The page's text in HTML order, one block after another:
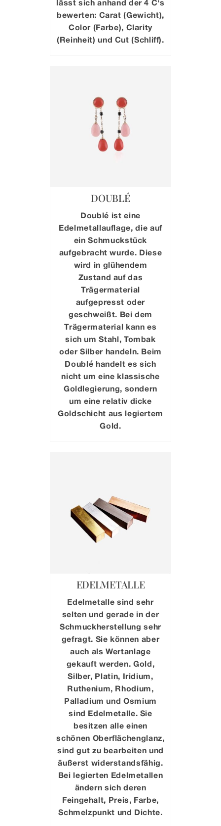
lässt sich anhand der 4 C‘s
bewerten: Carat (Gewicht),
Color (Farbe), Clarity
(Reinheit) und Cut (Schliff).
DOUBLÉ
Doublé ist eine
Edelmetallauflage, die auf
ein Schmuckstück
aufgebracht wurde. Diese
wird in glühendem
Zustand auf das
Trägermaterial
aufgepresst oder
geschweißt. Bei dem
Trägermaterial kann es
sich um Stahl, Tombak
oder Silber handeln. Beim
Doublé handelt es sich
nicht um eine klassische
Goldlegierung, sondern
um eine relativ dicke
Goldschicht aus legiertem
Gold.
EDELMETALLE
Edelmetalle sind sehr
selten und gerade in der
Schmuckherstellung sehr
gefragt. Sie können aber
auch als Wertanlage
gekauft werden. Gold,
Silber, Platin, Iridium,
Ruthenium, Rhodium,
Palladium und Osmium
sind Edelmetalle. Sie
besitzen alle einen
schönen Oberflächenglanz,
sind gut zu bearbeiten und
äußerst widerstandsfähig.
Bei legierten Edelmetallen
ändern sich deren
Feingehalt, Preis, Farbe,
Schmelzpunkt und Dichte.